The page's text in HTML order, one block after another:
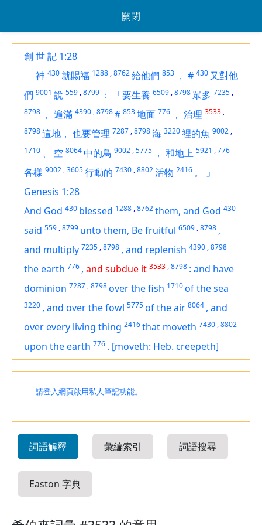
關閉
創 世 記 1:28
神 430就賜福 1288 ,8762給他們 853 ， # 430 又對他
們 9001 說 559 ,8799 ： 「要生養 6509 ,8798 眾多 7235 ,
8798 ， 遍滿 4390 ,8798# 853地面 776 ， 治理 3533 ,
8798這地， 也要管理 7287 ,8798海 3220裡的魚 9002 ,
1710 、 空 8064中的鳥 9002 ,5775 ， 和地上 5921 ,776
各樣 9002 ,3605行動的 7430 ,8802活物 2416 。
」
Genesis 1:28
And God 430 blessed 1288 ,8762them, and God 430
said 559 ,8799 unto them, Be fruitful 6509 ,8798 ,
and multiply 7235 ,8798 , and replenish 4390 ,8798
the earth 776 , and subdue it 3533 ,8798 : and have
dominion 7287 ,8798over the fish 1710of the sea
3220 , and over the fowl 5775of the air 8064 , and
over every living thing 2416that moveth 7430 ,8802
upon the earth 776 . [moveth: Heb. creepeth]
請登入網頁啟用私人筆記功能。
詞語解釋 彙編索引 詞語搜尋
Easton 字典